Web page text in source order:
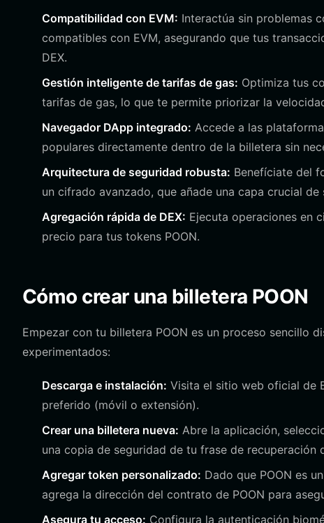
Compatibilidad con EVM: Interactúa sin problemas
compatibles con EVM, asegurando que tus
DEX.
Gestión inteligente de tarifas de gas: Optimiza tus
tarifas de gas, lo que te permite priorizar la
Navegador DApp integrado: Accede a las
populares directamente dentro de la billetera sin
Arquitectura de seguridad robusta: Benefíciate del
un cifrado avanzado, que añade una capa crucial
Agregación rápida de DEX: Ejecuta operaciones en
precio para tus tokens POON.
Cómo crear una billetera POON
Empezar con tu billetera POON es un proceso sencillo
experimentados:
Descarga e instalación: Visita el sitio web oficial de
preferido (móvil o extensión).
Crear una billetera nueva: Abre la aplicación,
una copia de seguridad de tu frase de recuperación
Agregar token personalizado: Dado que POON es
agrega la dirección del contrato de POON para
Asegura tu acceso: Configura la autenticación